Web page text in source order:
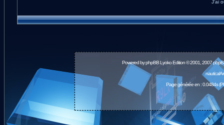
J'ai
Powered byphpBBLyoko Edition © 2001, 2007
Page générée en : 0.0484s